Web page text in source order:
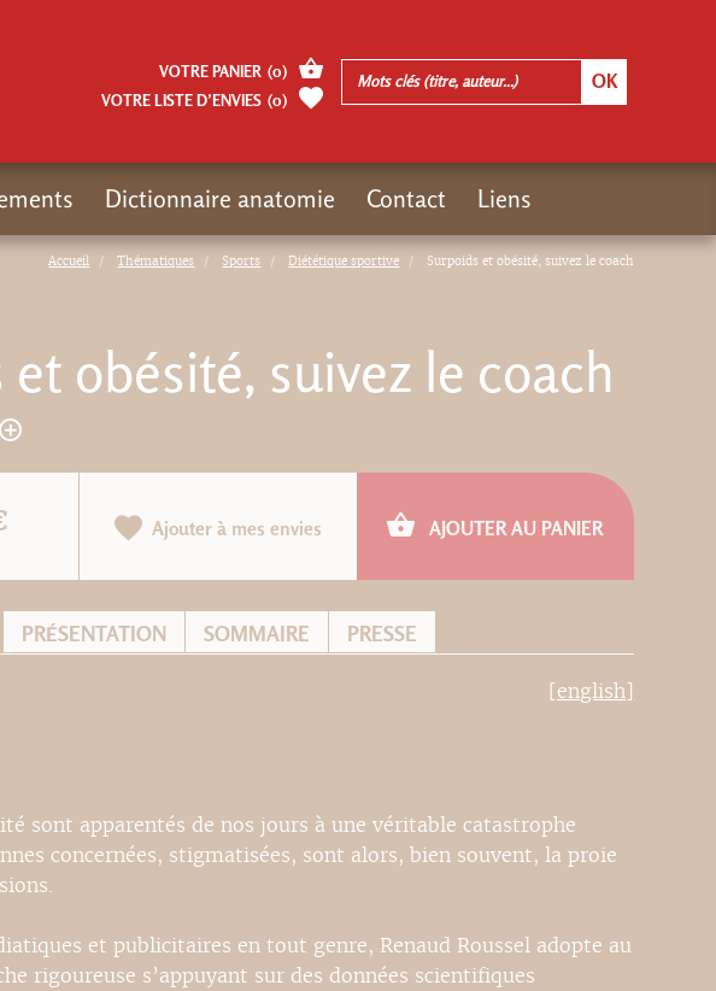
Accueil Thématiques Sports Diététique sportive Surpoids et obésité, suivez le coach
obésité, suivez le coach
Ajouter à mes envies AJOUTER AU PANIER
PRÉSENTATION SOMMAIRE PRESSE
[english]
sont apparentés de nos jours à une véritable catastrophe
concernées, stigmatisées, sont alors, bien souvent, la proie
et publicitaires en tout genre, Renaud Roussel adopte au
rigoureuse s’appuyant sur des données scientifiques
VOTRE PANIER (0)
VOTRE LISTE D’ENVIES (0)
Dictionnaire anatomie Contact Liens